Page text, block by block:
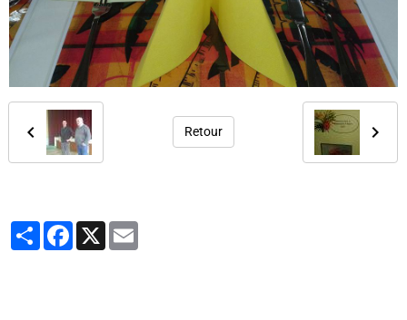
Retour
PartagerFacebook
X